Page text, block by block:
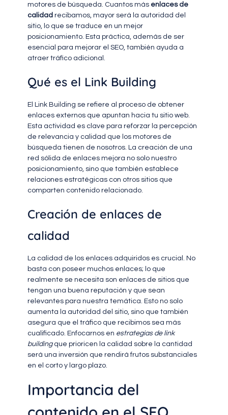
motores de búsqueda. Cuantos más enlaces de
calidad recibamos, mayor será la autoridad del
sitio, lo que se traduce en un mejor
posicionamiento. Esta práctica, además de ser
esencial para mejorar el SEO, también ayuda a
atraer tráfico adicional.
Qué es el Link Building
El Link Building se refiere al proceso de obtener
enlaces externos que apuntan hacia tu sitio web.
Esta actividad es clave para reforzar la percepción
de relevancia y calidad que los motores de
búsqueda tienen de nosotros. La creación de una
red sólida de enlaces mejora no solo nuestro
posicionamiento, sino que también establece
relaciones estratégicas con otros sitios que
comparten contenido relacionado.
Creación de enlaces de
calidad
La calidad de los enlaces adquiridos es crucial. No
basta con poseer muchos enlaces; lo que
realmente se necesita son enlaces de sitios que
tengan una buena reputación y que sean
relevantes para nuestra temática. Esto no solo
aumenta la autoridad del sitio, sino que también
asegura que el tráfico que recibimos sea más
cualificado. Enfocarnos en estrategias de link
buildingque prioricen la calidad sobre la cantidad
será una inversión que rendirá frutos substanciales
en el corto y largo plazo.
Importancia del